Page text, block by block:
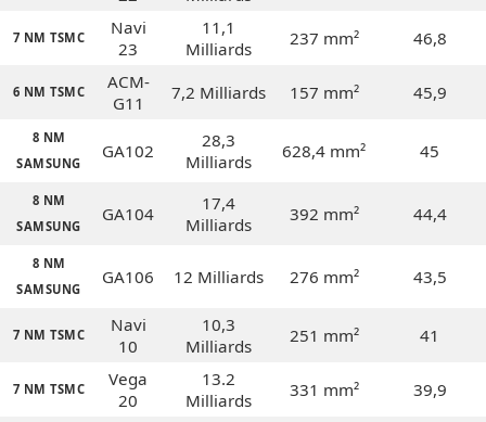
7 NM TSMC
Navi
23
11,1
Milliards
237 mm² 46,8
6 NM TSMC
ACM-
G11
7,2 Milliards 157 mm² 45,9
8 NM
SAMSUNG
GA102
28,3
Milliards
628,4 mm² 45
8 NM
SAMSUNG
GA104
17,4
Milliards
392 mm² 44,4
8 NM
SAMSUNG
GA106 12 Milliards 276 mm² 43,5
7 NM TSMC
Navi
10
10,3
Milliards
251 mm² 41
7 NM TSMC
Vega
20
13.2
Milliards
331 mm² 39,9